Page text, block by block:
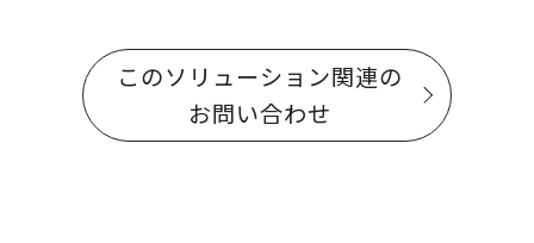
このソリューション関連の
お問い合わせ